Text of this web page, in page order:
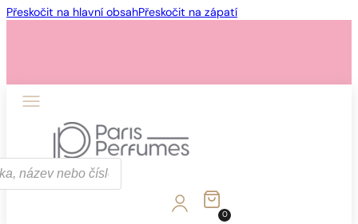
Přeskočit na hlavní obsahPřeskočit na zápatí
0